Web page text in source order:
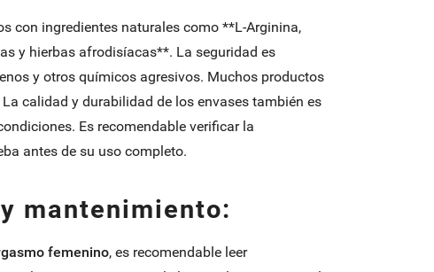
con ingredientes naturales como **L-Arginina,
y hierbas afrodisíacas**. La seguridad es
y otros químicos agresivos. Muchos productos
calidad y durabilidad de los envases también es
Es recomendable verificar la
antes de su uso completo.
mantenimiento:
femenino, es recomendable leer